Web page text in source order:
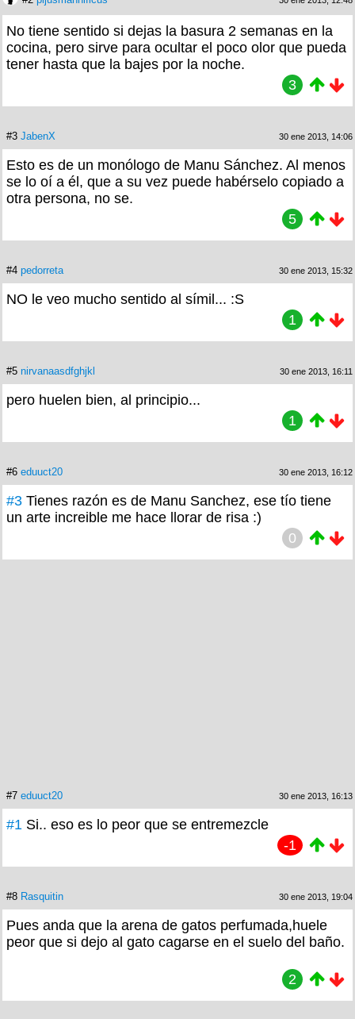
No tiene sentido si dejas la basura 2 semanas en la
cocina, pero sirve para ocultar el poco olor que pueda
tener hasta que la bajes por la noche.
3
#3 JabenX 30 ene 2013, 14:06
Esto es de un monólogo de Manu Sánchez. Al menos
se lo oí a él, que a su vez puede habérselo copiado a
otra persona, no se.
5
#4 pedorreta 30 ene 2013, 15:32
NO le veo mucho sentido al símil... :S
1
#5 nirvanaasdfghjkl 30 ene 2013, 16:11
pero huelen bien, al principio...
1
#6 eduuct20 30 ene 2013, 16:12
#3 Tienes razón es de Manu Sanchez, ese tío tiene
un arte increible me hace llorar de risa :)
0
#7 eduuct20 30 ene 2013, 16:13
#1 Si.. eso es lo peor que se entremezcle
-1
#8 Rasquitin 30 ene 2013, 19:04
Pues anda que la arena de gatos perfumada,huele
peor que si dejo al gato cagarse en el suelo del baño.
2